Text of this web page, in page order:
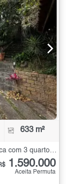
633 m²
Casa Térrea à Venda no Jardim Virginia Bianca com 3 quartos - 633 m²
1.590.000
Aceita Permuta